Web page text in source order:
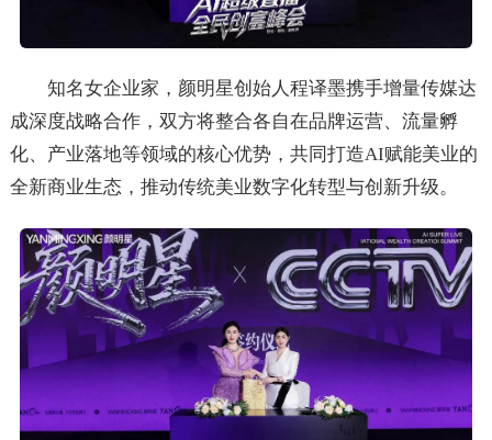
知名女企业家，颜明星创始人程译墨携手增量传媒达
成深度战略合作，双方将整合各自在品牌运营、流量孵
化、产业落地等领域的核心优势，共同打造AI赋能美业的
全新商业生态，推动传统美业数字化转型与创新升级。